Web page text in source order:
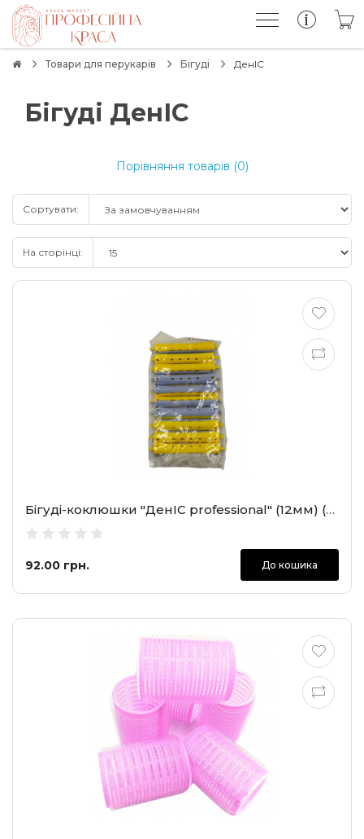
Товари для перукарів Бігуді ДенІС
Бігуді ДенІС
Порівняння товарів (0)
Сортувати:
На сторінці:
Бігуді-коклюшки "ДенІС professional" (12мм) (28-2)
92.00 грн. До кошика